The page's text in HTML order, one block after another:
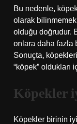
Bu nedenle,
olarak
olduğu doğrudur.
onlara daha fazla
Sonuçta,
“köpek” oldukları
Köpekler
Köpekler birinin